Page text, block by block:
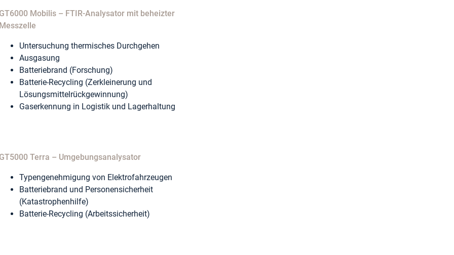
GT6000 Mobilis – FTIR-Analysator mit beheizter
Messzelle
Untersuchung thermisches Durchgehen
Ausgasung
Batteriebrand (Forschung)
Batterie-Recycling (Zerkleinerung und
Lösungsmittelrückgewinnung)
Gaserkennung in Logistik und Lagerhaltung
GT5000 Terra – Umgebungsanalysator
Typengenehmigung von Elektrofahrzeugen
Batteriebrand und Personensicherheit
(Katastrophenhilfe)
Batterie-Recycling (Arbeitssicherheit)